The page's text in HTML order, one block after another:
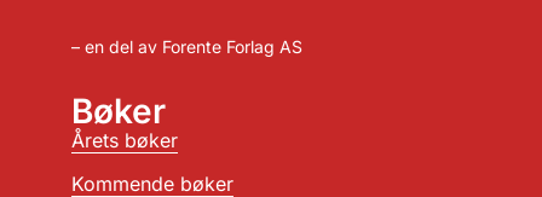
– en del av Forente Forlag AS
Bøker
Årets bøker
Kommende bøker